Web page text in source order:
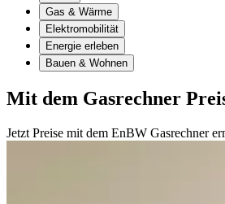
Gas & Wärme
Elektromobilität
Energie erleben
Bauen & Wohnen
Mit dem Gasrechner
Jetzt Preise mit dem EnBW Gasrechner